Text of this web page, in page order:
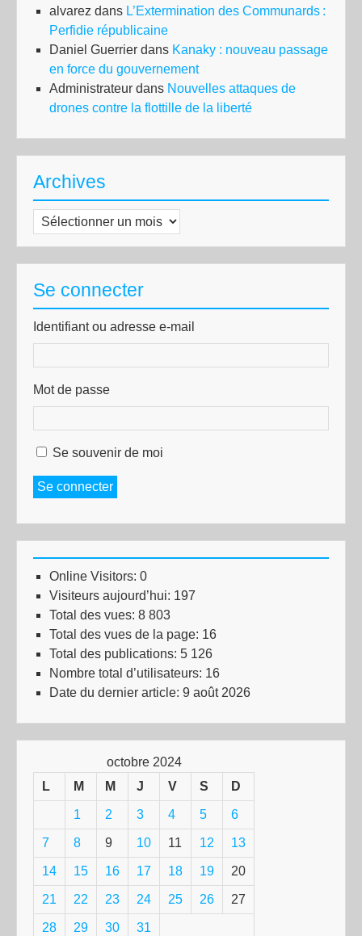
alvarez dans L’Extermination des Communards :
Perfidie républicaine
Daniel Guerrier dans Kanaky : nouveau passage
en force du gouvernement
Administrateur dans Nouvelles attaques de
drones contre la flottille de la liberté
Archives
Archives
Se connecter
Identifiant ou adresse e-mail
Mot de passe
Se souvenir de moi
Se connecter
Online Visitors: 0
Visiteurs aujourd’hui: 197
Total des vues: 8 803
Total des vues de la page: 16
Total des publications: 5 126
Nombre total d’utilisateurs: 16
Date du dernier article: 9 août 2026
octobre 2024
L
M M J V S D
1 2 3 4 5 6
7 8 9 10 11 12 13
14 15 16 17 18 19 20
21 22 23 24 25 26 27
28 29 30 31